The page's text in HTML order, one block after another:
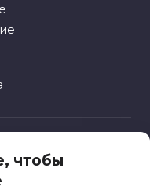
06.11.2020
округ
чтобы